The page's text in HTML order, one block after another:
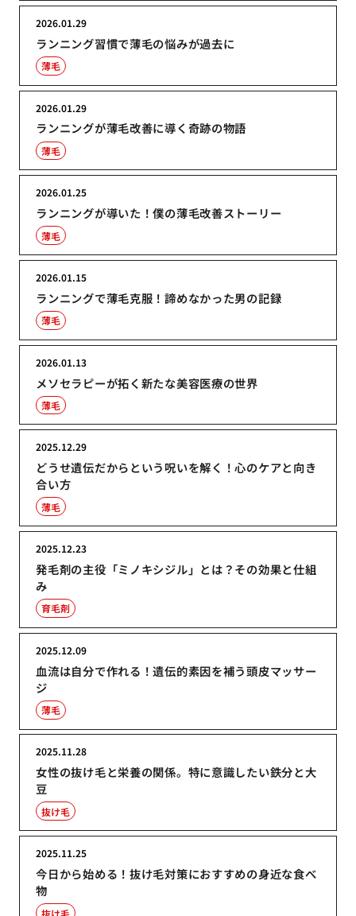
ランニング習慣で薄毛の悩みが過去に
2026.01.29
薄毛
ランニングが薄毛改善に導く奇跡の物語
2026.01.29
薄毛
ランニングが導いた！僕の薄毛改善ストーリー
2026.01.25
薄毛
ランニングで薄毛克服！諦めなかった男の記録
2026.01.15
薄毛
メソセラピーが拓く新たな美容医療の世界
2026.01.13
薄毛
どうせ遺伝だからという呪いを解く！心のケアと向き
合い方
2025.12.29
薄毛
発毛剤の主役「ミノキシジル」とは？その効果と仕組
み
2025.12.23
育毛剤
血流は自分で作れる！遺伝的素因を補う頭皮マッサー
ジ
2025.12.09
薄毛
女性の抜け毛と栄養の関係。特に意識したい鉄分と大
豆
2025.11.28
抜け毛
今日から始める！抜け毛対策におすすめの身近な食べ
物
2025.11.25
抜け毛